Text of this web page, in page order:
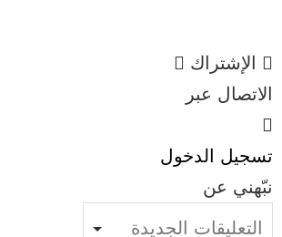
الإشتراك
الاتصال عبر
تسجيل الدخول
نبّهني عن